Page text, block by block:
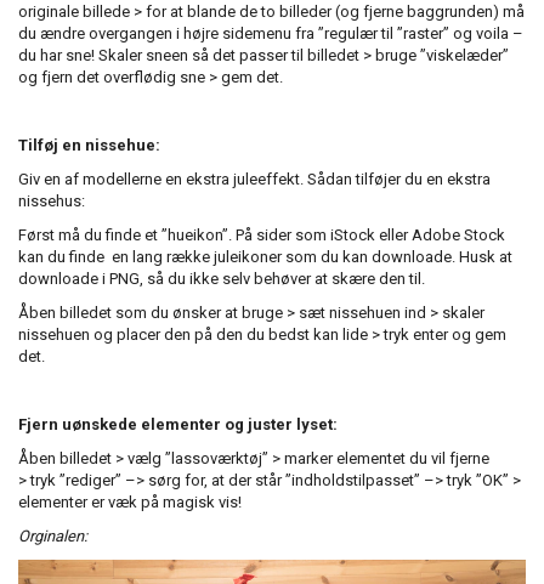
originale billede > for at blande de to billeder (og fjerne baggrunden) må
du ændre overgangen i højre sidemenu fra ”regulær til ”raster” og voila –
du har sne! Skaler sneen så det passer til billedet > bruge ”viskelæder”
og fjern det overflødig sne > gem det.
Tilføj en nissehue:
Giv en af modellerne en ekstra juleeffekt. Sådan tilføjer du en ekstra
nissehus:
Først må du finde et ”hueikon”. På sider som iStock eller Adobe Stock
kan du finde en lang række juleikoner som du kan downloade. Husk at
downloade i PNG, så du ikke selv behøver at skære den til.
Åben billedet som du ønsker at bruge > sæt nissehuen ind > skaler
nissehuen og placer den på den du bedst kan lide > tryk enter og gem
det.
Fjern uønskede elementer og juster lyset:
Åben billedet > vælg ”lassoværktøj” > marker elementet du vil fjerne
> tryk ”rediger” –> sørg for, at der står ”indholdstilpasset” –> tryk ”OK” >
elementer er væk på magisk vis!
Orginalen: